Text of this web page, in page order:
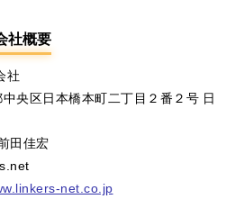
社概要
社
央区日本橋本町二丁目２番２号 日
田佳宏
net.co.jp